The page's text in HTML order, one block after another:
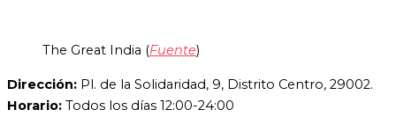
The Great India (Fuente)
Dirección: Pl. de la Solidaridad, 9, Distrito Centro, 29002.
Horario: Todos los días 12:00-24:00